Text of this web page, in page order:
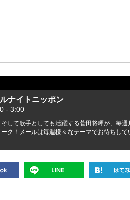
ナイトニッポン
- 3:00
して歌手としても活躍する菅田将暉が、毎週
ク！メールは毎週様々なテーマでお待ちして